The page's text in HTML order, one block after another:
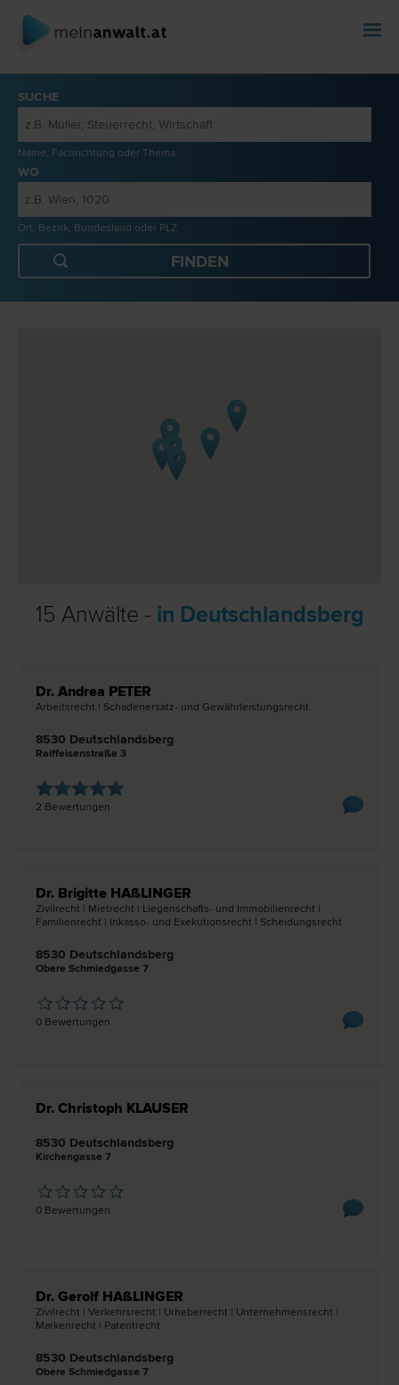
SUCHE
Name, Fachrichtung oder Thema
WO
Ort, Bezirk, Bundesland oder PLZ
15 Anwälte - in Deutschlandsberg
Dr. Andrea PETER
Arbeits­recht | Schadenersatz- und Gewährleistungs­recht
8530 Deutschlandsberg
Raiffeisenstraße 3
2 Bewertungen
Dr. Brigitte HAßLINGER
Zivil­recht | Miet­recht | Liegenschafts- und Immobilien­recht |
Familien­recht | Inkasso- und Exekutions­recht | Scheidungs­recht
8530 Deutschlandsberg
Obere Schmiedgasse 7
0 Bewertungen
Dr. Christoph KLAUSER
8530 Deutschlandsberg
Kirchengasse 7
0 Bewertungen
Dr. Gerolf HAßLINGER
Zivil­recht | Verkehrs­recht | Urheber­recht | Unternehmens­recht |
Marken­recht | Patent­recht
8530 Deutschlandsberg
Obere Schmiedgasse 7